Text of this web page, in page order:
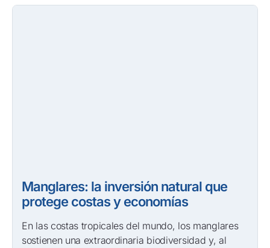
Manglares: la inversión natural que
protege costas y economías
En las costas tropicales del mundo, los manglares
sostienen una extraordinaria biodiversidad y, al